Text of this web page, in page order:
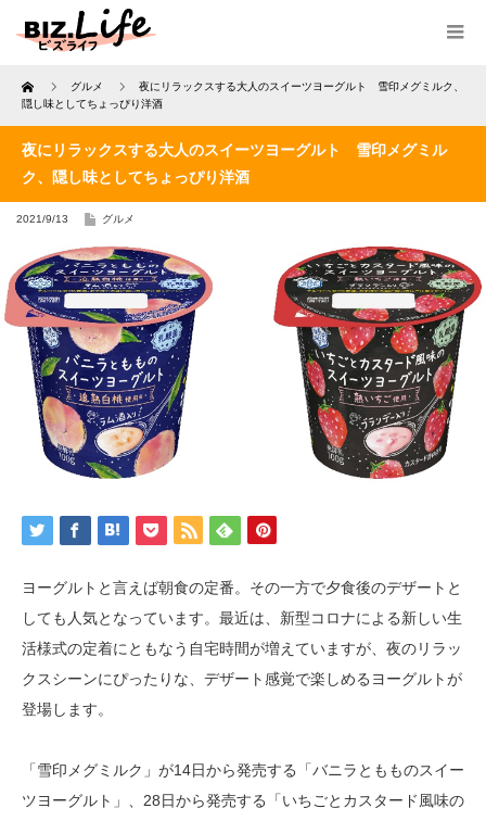
Home グルメ
夜にリラックスする大人のスイーツヨーグルト 雪印メグミルク、
隠し味としてちょっぴり洋酒
夜にリラックスする大人のスイーツヨーグルト 雪印メグミル
ク、隠し味としてちょっぴり洋酒
2021/9/13 グルメ
ヨーグルトと言えば朝食の定番。その一方で夕食後のデザートと
しても人気となっています。最近は、新型コロナによる新しい生
活様式の定着にともなう自宅時間が増えていますが、夜のリラッ
クスシーンにぴったりな、デザート感覚で楽しめるヨーグルトが
登場します。
「雪印メグミルク」が14日から発売する「バニラともものスイー
ツヨーグルト」、28日から発売する「いちごとカスタード風味の